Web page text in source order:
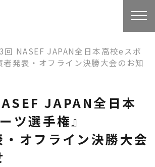
NASEF JAPAN全日本高校eスポ
発表・オフライン決勝大会のお知
JAPAN全日本
ツ選手権』
・オフライン決勝大会